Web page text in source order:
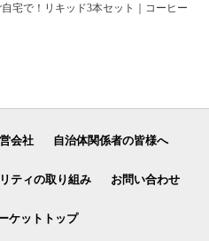
宅で！リキッド3本セット｜コーヒー
会社 自治体関係者の皆様へ
ティの取り組み お問い合わせ
ケットトップ